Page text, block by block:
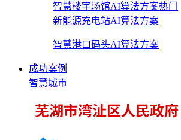
智慧楼宇场馆AI算法方案热门
新能源充电站AI算法方案
智慧港口码头AI算法方案
成功案例
智慧城市